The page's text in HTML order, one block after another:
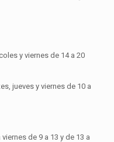
y viernes de 14 a 20
jueves y viernes de 10 a
de 9 a 13 y de 13 a